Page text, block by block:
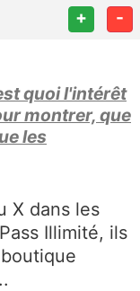
+ -
quoi l'intérêt
montrer, que
les
X dans les
Illimité, ils